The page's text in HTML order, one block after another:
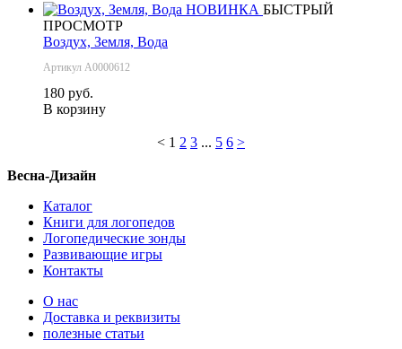
НОВИНКА БЫСТРЫЙ
ПРОСМОТР
Воздух, Земля, Вода
Артикул А0000612
180 руб.
В корзину
< 1 2 3 ... 5 6 >
Весна-Дизайн
Каталог
Книги для логопедов
Логопедические зонды
Развивающие игры
Контакты
О нас
Доставка и реквизиты
полезные статьи